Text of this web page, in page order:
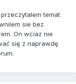
temat
sie bez
On wciaz nie
się z naprawdę